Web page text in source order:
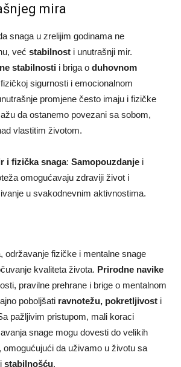
mira
snaga u zrelijim godinama ne
već stabilnost i unutrašnji mir.
stabilnosti i briga o duhovnom
sigurnosti i emocionalnom
promjene često imaju i fizičke
da ostanemo povezani sa sobom,
vlastitim životom.
i fizička snaga: Samopouzdanje i
omogućavaju zdraviji život i
u svakodnevnim aktivnostima.
održavanje fizičke i mentalne snage
kvaliteta života. Prirodne navike
pravilne prehrane i brige o mentalnom
poboljšati ravnotežu, pokretljivost i
pažljivim pristupom, mali koraci
snage mogu dovesti do velikih
omogućujući da uživamo u životu sa
i stabilnošću.